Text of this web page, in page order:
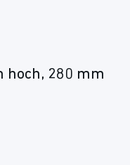
hoch, 280 mm